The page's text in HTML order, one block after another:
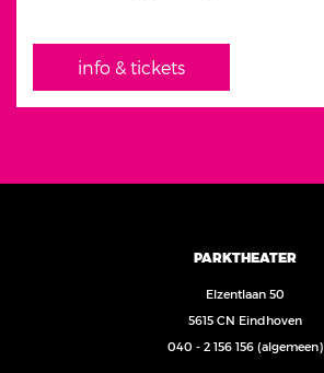
info & tickets
PARKTHEATER
Elzentlaan 50
5615 CN Eindhoven
040 - 2 156 156 (algemeen)